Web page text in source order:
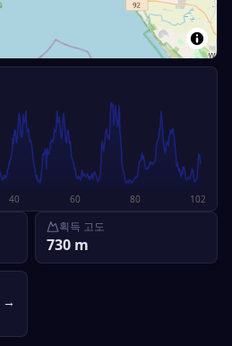
40 60 80 102
획득 고도
730 m
→